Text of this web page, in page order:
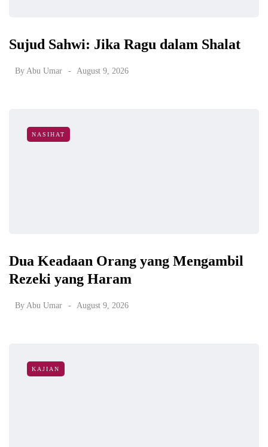
Sujud Sahwi: Jika Ragu dalam Shalat
By Abu Umar August 9, 2026
NASIHAT
Dua Keadaan Orang yang Mengambil
Rezeki yang Haram
By Abu Umar August 9, 2026
KAJIAN